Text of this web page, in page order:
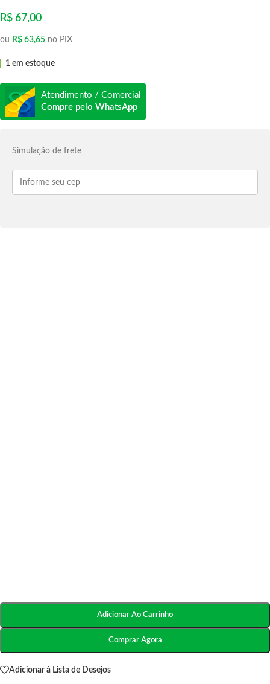
R$ 67,00
ou R$ 63,65 no PIX
1 em estoque
Atendimento / Comercial
Compre pelo WhatsApp
Simulação de frete
Adicionar Ao Carrinho
Comprar Agora
Adicionar à Lista de Desejos